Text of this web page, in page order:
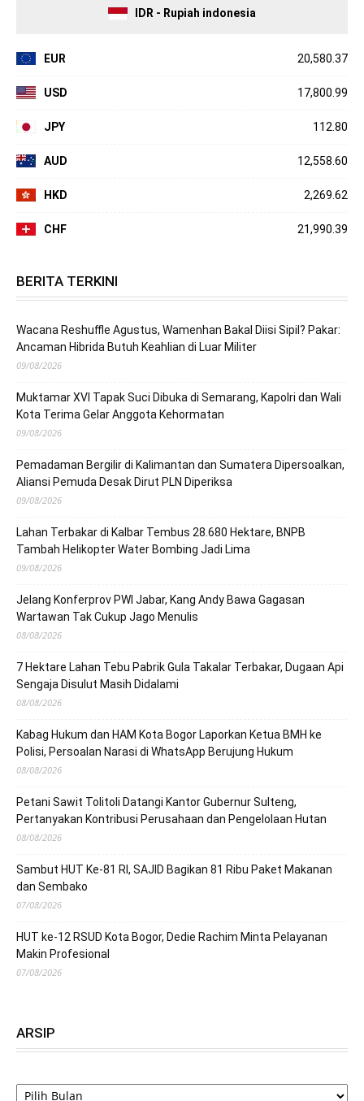
IDR - Rupiah indonesia
EUR 20,580.37
USD 17,800.99
JPY 112.80
AUD 12,558.60
HKD 2,269.62
CHF 21,990.39
BERITA TERKINI
Wacana Reshuffle Agustus, Wamenhan Bakal Diisi Sipil? Pakar:
Ancaman Hibrida Butuh Keahlian di Luar Militer
09/08/2026
Muktamar XVI Tapak Suci Dibuka di Semarang, Kapolri dan Wali
Kota Terima Gelar Anggota Kehormatan
09/08/2026
Pemadaman Bergilir di Kalimantan dan Sumatera Dipersoalkan,
Aliansi Pemuda Desak Dirut PLN Diperiksa
09/08/2026
Lahan Terbakar di Kalbar Tembus 28.680 Hektare, BNPB
Tambah Helikopter Water Bombing Jadi Lima
09/08/2026
Jelang Konferprov PWI Jabar, Kang Andy Bawa Gagasan
Wartawan Tak Cukup Jago Menulis
08/08/2026
7 Hektare Lahan Tebu Pabrik Gula Takalar Terbakar, Dugaan Api
Sengaja Disulut Masih Didalami
08/08/2026
Kabag Hukum dan HAM Kota Bogor Laporkan Ketua BMH ke
Polisi, Persoalan Narasi di WhatsApp Berujung Hukum
08/08/2026
Petani Sawit Tolitoli Datangi Kantor Gubernur Sulteng,
Pertanyakan Kontribusi Perusahaan dan Pengelolaan Hutan
08/08/2026
Sambut HUT Ke-81 RI, SAJID Bagikan 81 Ribu Paket Makanan
dan Sembako
07/08/2026
HUT ke-12 RSUD Kota Bogor, Dedie Rachim Minta Pelayanan
Makin Profesional
07/08/2026
ARSIP
ARSIP